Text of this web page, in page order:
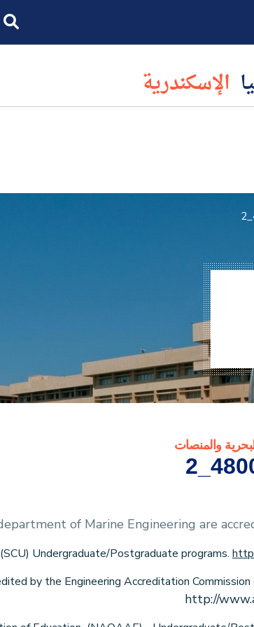
الإسكندرية
والمنصات
of Marine Engineering are
Undergraduate/Postgraduate programs.
by the Engineering Accreditation
http://